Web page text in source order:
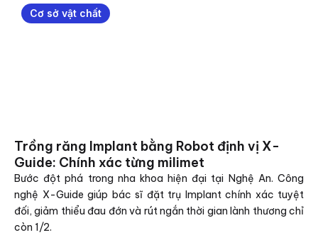
Cơ sở vật chất
Trồng răng Implant bằng Robot định vị X-
Guide: Chính xác từng milimet
Bước đột phá trong nha khoa hiện đại tại Nghệ An. Công
nghệ X-Guide giúp bác sĩ đặt trụ Implant chính xác tuyệt
đối, giảm thiểu đau đớn và rút ngắn thời gian lành thương chỉ
còn 1/2.